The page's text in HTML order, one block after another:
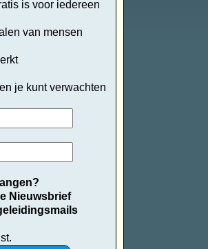
is voor iedereen
van mensen
je kunt verwachten
Nieuwsbrief